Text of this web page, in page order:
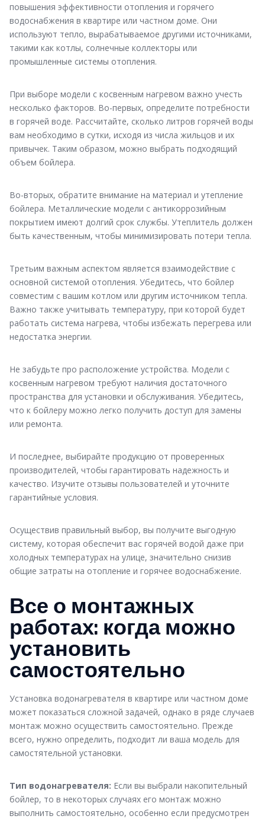
повышения эффективности отопления и горячего
водоснабжения в квартире или частном доме. Они
используют тепло, вырабатываемое другими источниками,
такими как котлы, солнечные коллекторы или
промышленные системы отопления.
При выборе модели с косвенным нагревом важно учесть
несколько факторов. Во-первых, определите потребности
в горячей воде. Рассчитайте, сколько литров горячей воды
вам необходимо в сутки, исходя из числа жильцов и их
привычек. Таким образом, можно выбрать подходящий
объем бойлера.
Во-вторых, обратите внимание на материал и утепление
бойлера. Металлические модели с антикоррозийным
покрытием имеют долгий срок службы. Утеплитель должен
быть качественным, чтобы минимизировать потери тепла.
Третьим важным аспектом является взаимодействие с
основной системой отопления. Убедитесь, что бойлер
совместим с вашим котлом или другим источником тепла.
Важно также учитывать температуру, при которой будет
работать система нагрева, чтобы избежать перегрева или
недостатка энергии.
Не забудьте про расположение устройства. Модели с
косвенным нагревом требуют наличия достаточного
пространства для установки и обслуживания. Убедитесь,
что к бойлеру можно легко получить доступ для замены
или ремонта.
И последнее, выбирайте продукцию от проверенных
производителей, чтобы гарантировать надежность и
качество. Изучите отзывы пользователей и уточните
гарантийные условия.
Осуществив правильный выбор, вы получите выгодную
систему, которая обеспечит вас горячей водой даже при
холодных температурах на улице, значительно снизив
общие затраты на отопление и горячее водоснабжение.
Все о монтажных
работах: когда можно
установить
самостоятельно
Установка водонагревателя в квартире или частном доме
может показаться сложной задачей, однако в ряде случаев
монтаж можно осуществить самостоятельно. Прежде
всего, нужно определить, подходит ли ваша модель для
самостятельной установки.
Тип водонагревателя: Если вы выбрали накопительный
бойлер, то в некоторых случаях его монтаж можно
выполнить самостоятельно, особенно если предусмотрен